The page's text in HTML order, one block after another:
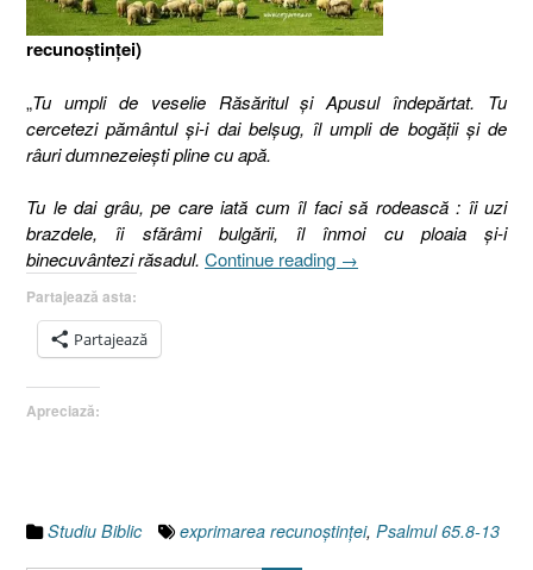
recunoştinţei)
„Tu umpli de veselie Răsăritul şi Apusul îndepărtat. Tu
cercetezi pământul şi-i dai belşug, îl umpli de bogăţii şi de
râuri dumnezeieşti pline cu apă.
Tu le dai grâu, pe care iată cum îl faci să rodească : îi uzi
brazdele, îi sfărâmi bulgării, îl înmoi cu ploaia şi-i
binecuvântezi răsadul. Continue reading „III.
:
→
Partajează asta:
Partajează
Apreciază:
Studiu Biblic exprimarea recunoştinţei, Psalmul 65.8-13